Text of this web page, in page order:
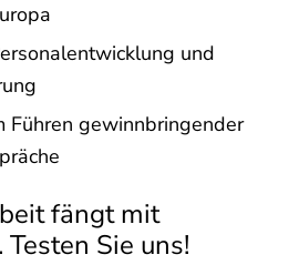
und
Führen gewinnbringender
fängt mit
Sie uns!